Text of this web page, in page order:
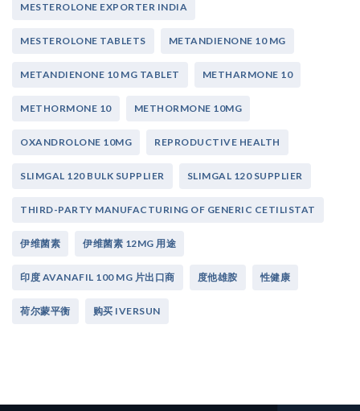
MESTEROLONE EXPORTER INDIA
MESTEROLONE TABLETS METANDIENONE 10 MG
METANDIENONE 10 MG TABLET METHARMONE 10
METHORMONE 10 METHORMONE 10MG
OXANDROLONE 10MG REPRODUCTIVE HEALTH
SLIMGAL 120 BULK SUPPLIER SLIMGAL 120 SUPPLIER
THIRD-PARTY MANUFACTURING OF GENERIC CETILISTAT
伊维菌素 伊维菌素 12MG 用途
印度 AVANAFIL 100 MG 片出口商 度他雄胺 性健康
荷尔蒙平衡 购买 IVERSUN